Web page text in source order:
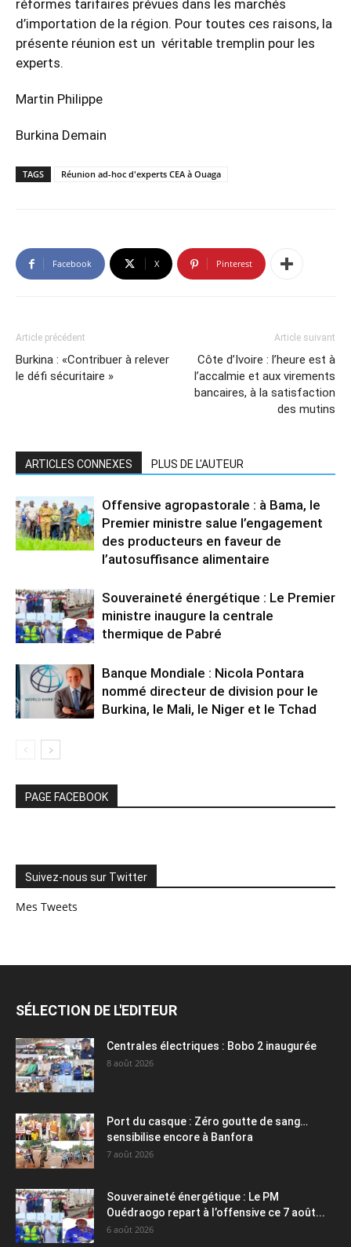
réformes tarifaires prévues dans les marchés
d’importation de la région. Pour toutes ces raisons, la
présente réunion est un véritable tremplin pour les
experts.
Martin Philippe
Burkina Demain
TAGS Réunion ad-hoc d'experts CEA à Ouaga
Facebook X Pinterest
Article précédent
Burkina : «Contribuer à relever
le défi sécuritaire »
Article suivant
Côte d’Ivoire : l’heure est à
l’accalmie et aux virements
bancaires, à la satisfaction
des mutins
ARTICLES CONNEXES PLUS DE L'AUTEUR
Offensive agropastorale : à Bama, le
Premier ministre salue l’engagement
des producteurs en faveur de
l’autosuffisance alimentaire
Souveraineté énergétique : Le Premier
ministre inaugure la centrale
thermique de Pabré
Banque Mondiale : Nicola Pontara
nommé directeur de division pour le
Burkina, le Mali, le Niger et le Tchad
PAGE FACEBOOK
Suivez-nous sur Twitter
Mes Tweets
SÉLECTION DE L'EDITEUR
Centrales électriques : Bobo 2 inaugurée
8 août 2026
Port du casque : Zéro goutte de sang…
sensibilise encore à Banfora
7 août 2026
Souveraineté énergétique : Le PM
Ouédraogo repart à l’offensive ce 7 août...
6 août 2026